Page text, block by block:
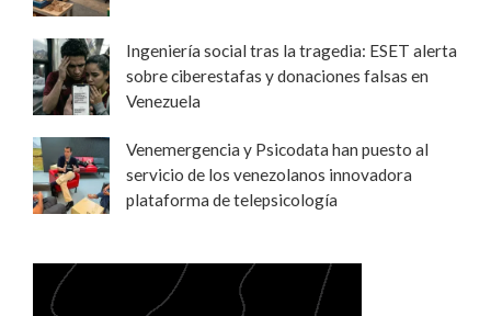
Ingeniería social tras la tragedia: ESET alerta
sobre ciberestafas y donaciones falsas en
Venezuela
Venemergencia y Psicodata han puesto al
servicio de los venezolanos innovadora
plataforma de telepsicología